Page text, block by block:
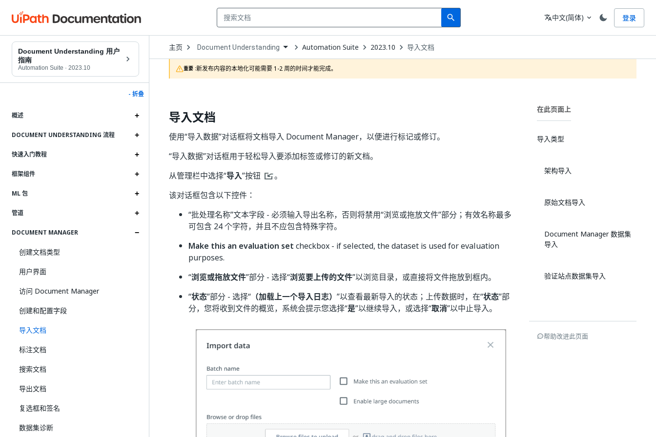
search
Search 语言
translate中文(简体) expand_more 登录
Document Understanding 用户
指南
Automation Suite · 2023.10
- 折叠
概述
DOCUMENT UNDERSTANDING 流程
快速入门教程
框架组件
ML 包
管道
DOCUMENT MANAGER
创建文档类型
用户界面
访问 Document Manager
创建和配置字段
导入文档
标注文档
搜索文档
导出文档
复选框和签名
数据集诊断
主页 Open
Dropdown
to
choose
product
Document Understanding Automation Suite 2023.10 导入文档
重要 :新发布内容的本地化可能需要 1-2 周的时间才能完成。
导入文档
使用“导入数据”对话框将文档导入 Document Manager，以便进行标记或修订。
“导入数据”对话框用于轻松导入要添加标签或修订的新文档。
从管理栏中选择“导入”按钮
。
该对话框包含以下控件：
“批处理名称”文本字段 - 必须输入导出名称，否则将禁用“浏览或拖放文件”部分；有效名称最多
可包含 24 个字符，并且不应包含特殊字符。
Make this an evaluation set checkbox - if selected, the dataset is used for evaluation
purposes.
“浏览或拖放文件”部分 - 选择“浏览要上传的文件”以浏览目录，或直接将文件拖放到框内。
“状态”部分 - 选择“ （加载上一个导入日志） ”以查看最新导入的状态；上传数据时，在“状态”部
分，您将收到文件的概览，系统会提示您选择“是”以继续导入，或选择“取消”以中止导入。
在此页面上
导入类型
架构导入
原始文档导入
Document Manager 数据集
导入
验证站点数据集导入
帮助改进此页面